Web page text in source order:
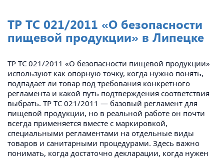
ТР ТС 021/2011 «О безопасности
пищевой продукции» в Липецке
ТР ТС 021/2011 «О безопасности пищевой продукции»
используют как опорную точку, когда нужно понять,
подпадает ли товар под требования конкретного
регламента и какой путь подтверждения соответствия
выбрать. ТР ТС 021/2011 — базовый регламент для
пищевой продукции, но в реальной работе он почти
всегда применяется вместе с маркировкой,
специальными регламентами на отдельные виды
товаров и санитарными процедурами. Здесь важно
понимать, когда достаточно декларации, когда нужен